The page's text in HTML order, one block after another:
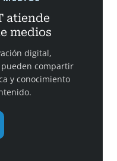
atiende
medios
digital,
compartir
y conocimiento